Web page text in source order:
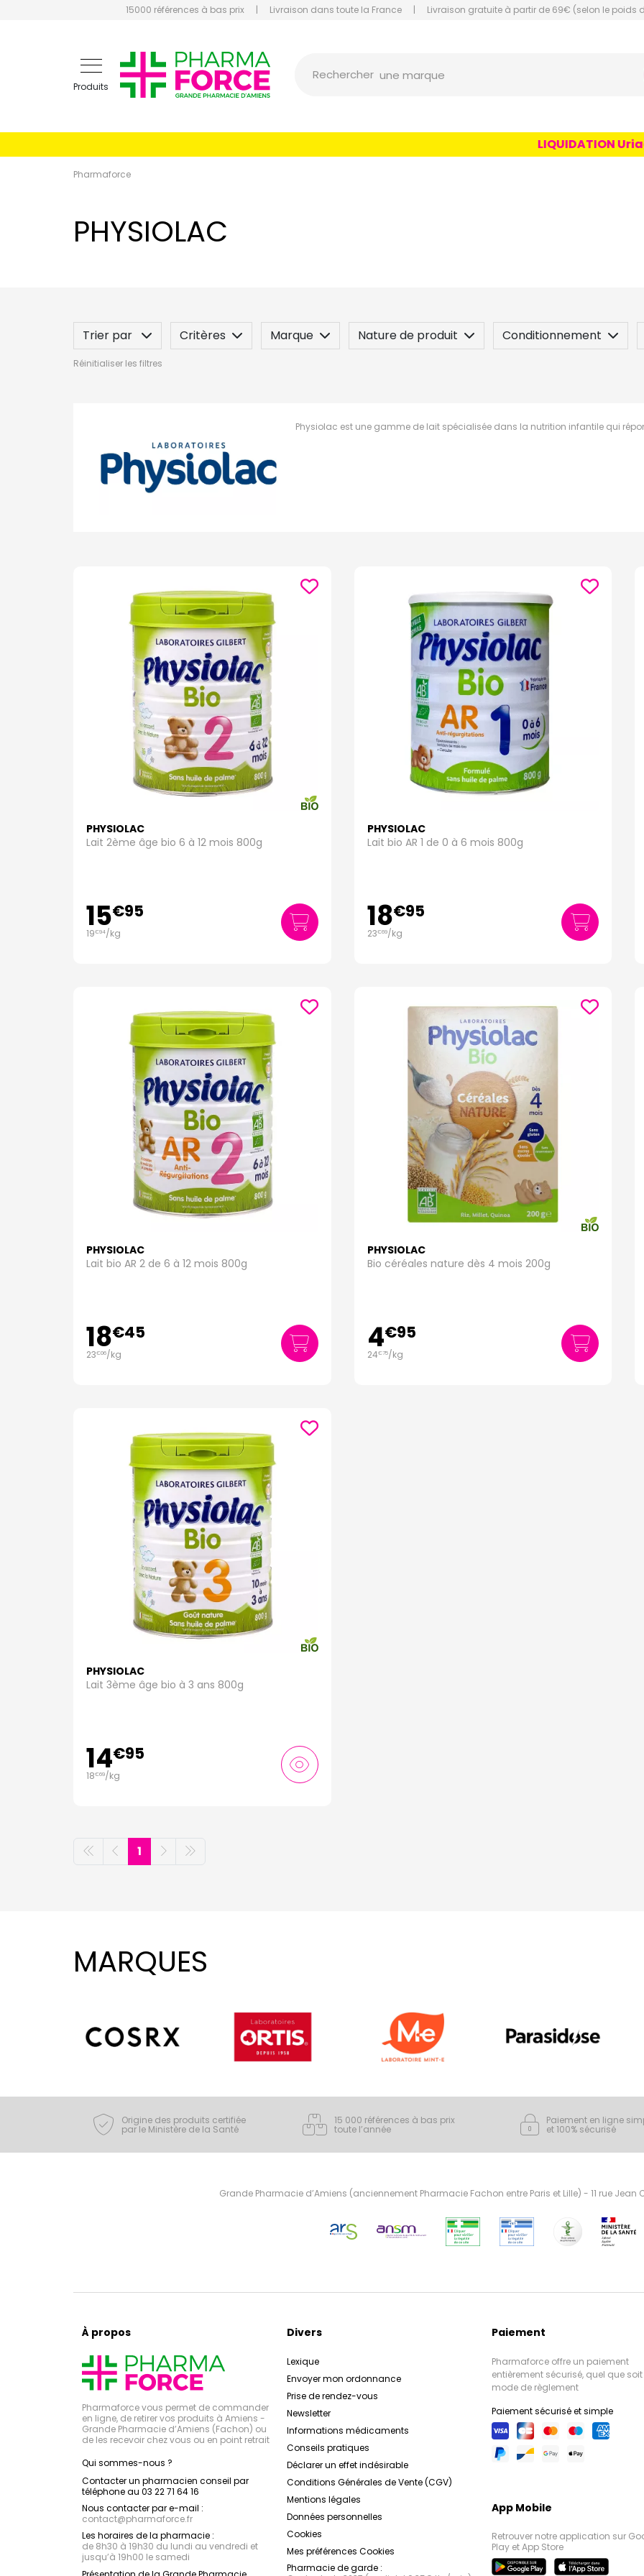
15000 références à bas prix | Livraison dans toute la France | Livraison gratuite à partir de 69€ (selon le poids
Produits
Rechercher
une marque
LIQUIDATION Uriage
Pharmaforce
PHYSIOLAC
Trier par Critères Marque Nature de produit Conditionnement
Label
Réinitialiser les filtres
Physiolac est une gamme de lait spécialisée dans la nutrition infantile qui
PHYSIOLAC
Lait 2ème âge bio 6 à 12 mois 800g
15€95
19€94/kg
PHYSIOLAC
Lait bio AR 1 de 0 à 6 mois 800g
18€95
23€69/kg
PHYSIOLAC
Lait bio AR 2 de 6 à 12 mois 800g
18€45
23€06/kg
PHYSIOLAC
Bio céréales nature dès 4 mois 200g
4€95
24€75/kg
PHYSIOLAC
Lait 3ème âge bio à 3 ans 800g
14€95
18€69/kg
1
MARQUES
Origine des produits certifiée
par le Ministère de la Santé
15 000 références à bas prix
toute l’année
Paiement en ligne
et 100% sécurisé
Grande Pharmacie d’Amiens (anciennement Pharmacie Fachon entre Paris et Lille) - 11 rue
À propos
Pharmaforce vous permet de commander
en ligne, de retirer vos produits à Amiens -
Grande Pharmacie d’Amiens (Fachon) ou
de les recevoir chez vous ou en point retrait
Qui sommes-nous ?
Contacter un pharmacien conseil par
téléphone au 03 22 71 64 16
Nous contacter par e-mail :
contact@pharmaforce.fr
Les horaires de la pharmacie :
de 8h30 à 19h30 du lundi au vendredi et
jusqu’à 19h00 le samedi
Divers
Lexique
Envoyer mon ordonnance
Prise de rendez-vous
Newsletter
Informations médicaments
Conseils pratiques
Déclarer un effet indésirable
Conditions Générales de Vente (CGV)
Mentions légales
Données personnelles
Cookies
Mes préférences Cookies
Pharmacie de garde :
Paiement
Pharmaforce offre un paiement
entièrement sécurisé, quel que soit
mode de règlement
Paiement sécurisé et simple
App Mobile
Retrouver notre application sur
Play et App Store